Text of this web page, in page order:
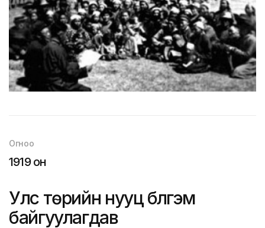
Огноо
1919 он
Улс төрийн нууц бүлгэм
байгуулагдав